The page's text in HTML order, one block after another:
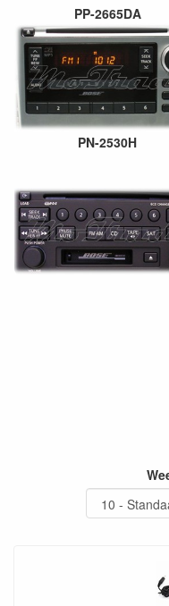
PP-2665DA
PN-2530H